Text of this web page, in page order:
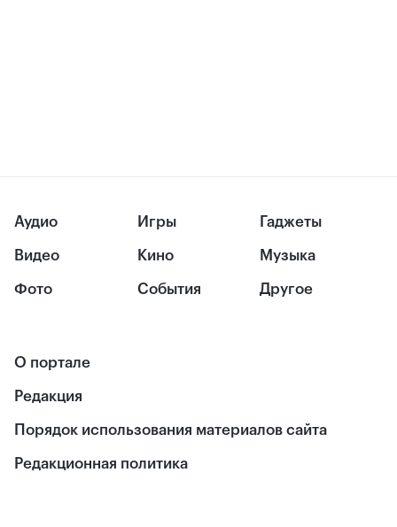
Аудио
Видео
Фото
Игры
Кино
События
Гаджеты
Музыка
Другое
О портале
Редакция
Порядок использования материалов сайта
Редакционная политика